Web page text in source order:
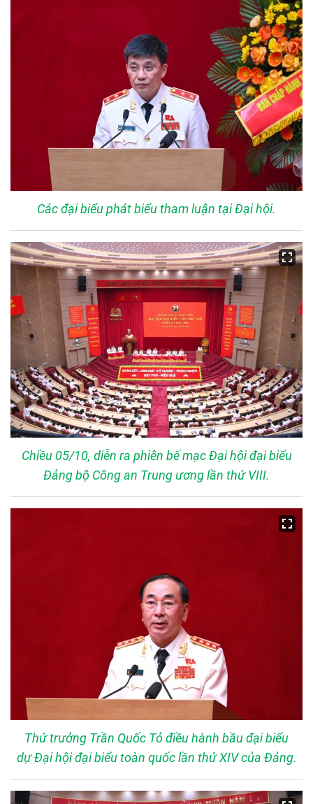
Các đại biểu phát biểu tham luận tại Đại hội.
Chiều 05/10, diễn ra phiên bế mạc Đại hội đại biểu
Đảng bộ Công an Trung ương lần thứ VIII.
Thứ trưởng Trần Quốc Tỏ điều hành bầu đại biểu
dự Đại hội đại biểu toàn quốc lần thứ XIV của Đảng.